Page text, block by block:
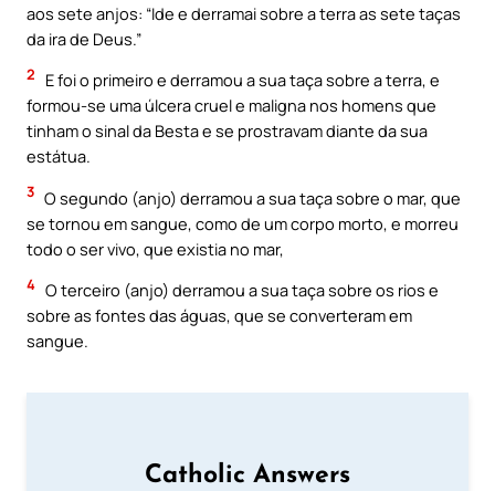
aos sete anjos: “Ide e derramai sobre a terra as sete taças
da ira de Deus.”
2
E foi o primeiro e derramou a sua taça sobre a terra, e
formou-se uma úlcera cruel e maligna nos homens que
tinham o sinal da Besta e se prostravam diante da sua
estátua.
3 O segundo (anjo) derramou a sua taça sobre o mar, que
se tornou em sangue, como de um corpo morto, e morreu
todo o ser vivo, que existia no mar,
4 O terceiro (anjo) derramou a sua taça sobre os rios e
sobre as fontes das águas, que se converteram em
sangue.
Catholic Answers